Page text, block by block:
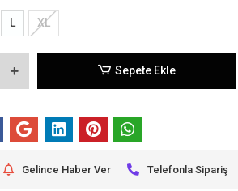
L XL
Sepete Ekle
Gelince Haber Ver Telefonla Sipariş